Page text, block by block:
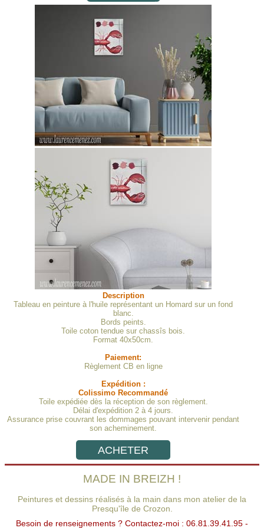
Description
Tableau en peinture à l'huile représentant un Homard sur un fond
blanc.
Bords peints.
Toile coton tendue sur chassîs bois.
Format 40x50cm.
Paiement:
Règlement CB en ligne
Expédition :
Colissimo Recommandé
Toile expédiée dès la réception de son règlement.
Délai d'expédition 2 à 4 jours.
Assurance prise couvrant les dommages pouvant intervenir pendant
son acheminement.
ACHETER
MADE IN BREIZH !
Peintures et dessins réalisés à la main dans mon atelier de la
Presqu'île de Crozon.
Besoin de renseignements ? Contactez-moi : 06.81.39.41.95 -